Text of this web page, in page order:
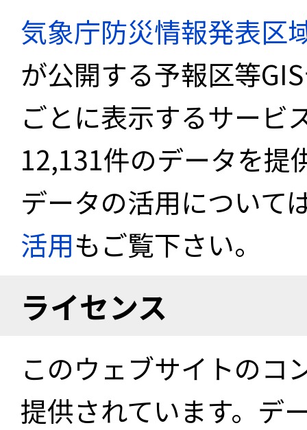
気象庁防災情報発表区
が公開する予報区等
ごとに表示するサービ
12,131件のデータを提
データの活用について
活用もご覧下さい。
ライセンス
このウェブサイトのコ
提供されています。デ